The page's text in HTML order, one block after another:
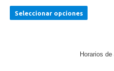
Seleccionar opciones
Horarios